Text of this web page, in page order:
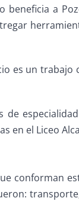
beneficia a
es un
de
en el Liceo
conforman